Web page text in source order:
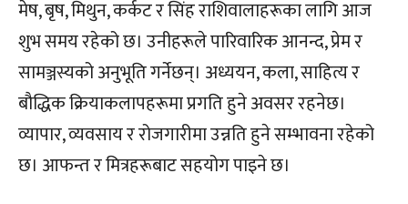
मेष, बृष, मिथुन, कर्कट र सिंह राशिवालाहरूका लागि आज
शुभ समय रहेको छ। उनीहरूले पारिवारिक आनन्द, प्रेम र
सामञ्जस्यको अनुभूति गर्नेछन्। अध्ययन, कला, साहित्य र
बौद्धिक क्रियाकलापहरूमा प्रगति हुने अवसर रहनेछ।
व्यापार, व्यवसाय र रोजगारीमा उन्नति हुने सम्भावना रहेको
छ। आफन्त र मित्रहरूबाट सहयोग पाइने छ।